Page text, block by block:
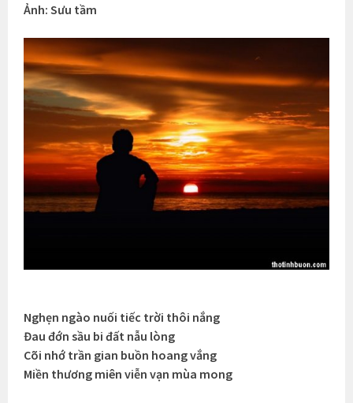
Ảnh: Sưu tầm
Nghẹn ngào nuối tiếc trời thôi nắng
Đau đớn sầu bi đất nẫu lòng
Cõi nhớ trần gian buồn hoang vắng
Miền thương miên viễn vạn mùa mong